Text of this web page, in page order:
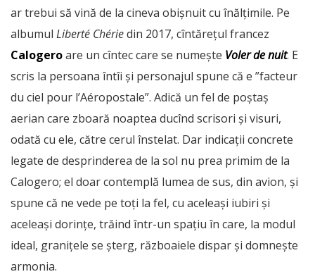
ar trebui să vină de la cineva obișnuit cu înălțimile. Pe
albumul Liberté Chériedin 2017, cîntărețul francez
Calogeroare un cîntec care se numește Voler de nuit. E
scris la persoana întîi și personajul spune că e ”facteur
du ciel pour l’Aéropostale”. Adică un fel de poștaș
aerian care zboară noaptea ducînd scrisori și visuri,
odată cu ele, către cerul înstelat. Dar indicații concrete
legate de desprinderea de la sol nu prea primim de la
Calogero; el doar contemplă lumea de sus, din avion, și
spune că ne vede pe toți la fel, cu aceleași iubiri și
aceleași dorințe, trăind într-un spațiu în care, la modul
ideal, granițele se șterg, războaiele dispar și domnește
armonia.